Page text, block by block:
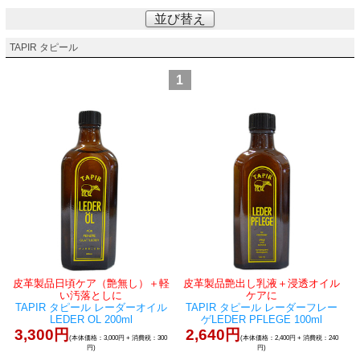
並び替え
TAPIR タピール
1
皮革製品日頃ケア（艶無し）＋軽
い汚落としに
TAPIR タピール レーダーオイル
LEDER OL 200ml
3,300円(本体価格：3,000円 + 消費税：300
円)
皮革製品艶出し乳液＋浸透オイル
ケアに
TAPIR タピール レーダーフレー
ゲLEDER PFLEGE 100ml
2,640円 (本体価格：2,400円 + 消費税：240
円)